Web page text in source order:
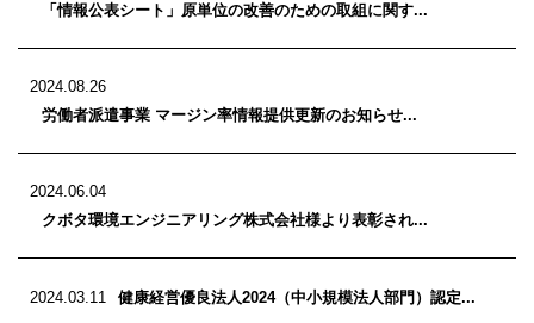
「情報公表シート」原単位の改善のための取組に関す...
2024.08.26
労働者派遣事業 マージン率情報提供更新のお知らせ...
2024.06.04
クボタ環境エンジニアリング株式会社様より表彰され...
2024.03.11 健康経営優良法人2024（中小規模法人部門）認定...